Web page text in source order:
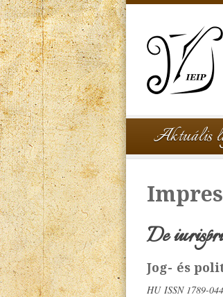
Aktuális
De
Jog- és
HU ISSN 1789-